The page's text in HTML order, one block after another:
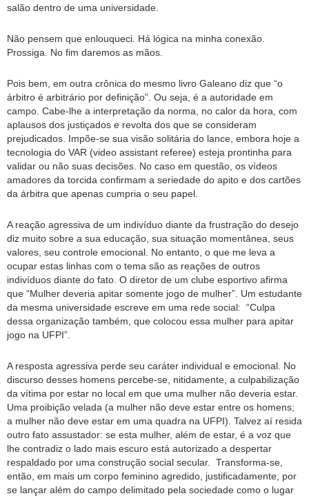
salão dentro de uma universidade.
Não pensem que enlouqueci. Há lógica na minha conexão.
Prossiga. No fim daremos as mãos.
Pois bem, em outra crônica do mesmo livro Galeano diz que “o
árbitro é arbitrário por definição”. Ou seja, é a autoridade em
campo. Cabe-lhe a interpretação da norma, no calor da hora, com
aplausos dos justiçados e revolta dos que se consideram
prejudicados. Impõe-se sua visão solitária do lance, embora hoje a
tecnologia do VAR (video assistant referee) esteja prontinha para
validar ou não suas decisões. No caso em questão, os vídeos
amadores da torcida confirmam a seriedade do apito e dos cartões
da árbitra que apenas cumpria o seu papel.
A reação agressiva de um indivíduo diante da frustração do desejo
diz muito sobre a sua educação, sua situação momentânea, seus
valores, seu controle emocional. No entanto, o que me leva a
ocupar estas linhas com o tema são as reações de outros
indivíduos diante do fato. O diretor de um clube esportivo afirma
que “Mulher deveria apitar somente jogo de mulher”. Um estudante
da mesma universidade escreve em uma rede social: “Culpa
dessa organização também, que colocou essa mulher para apitar
jogo na UFPI”.
A resposta agressiva perde seu caráter individual e emocional. No
discurso desses homens percebe-se, nitidamente, a culpabilização
da vítima por estar no local em que uma mulher não deveria estar.
Uma proibição velada (a mulher não deve estar entre os homens;
a mulher não deve estar em uma quadra na UFPI). Talvez aí resida
outro fato assustador: se esta mulher, além de estar, é a voz que
lhe contradiz o lado mais escuro está autorizado a despertar
respaldado por uma construção social secular. Transforma-se,
então, em mais um corpo feminino agredido, justificadamente, por
se lançar além do campo delimitado pela sociedade como o lugar